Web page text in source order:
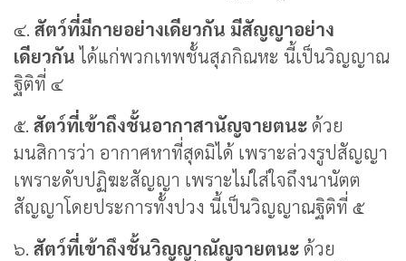
๔. สัตว์ที่มีกายอย่างเดียวกัน มีสัญญาอย่าง
เดียวกันได้แก่พวกเทพชั้นสุภกิณหะ นี้เป็นวิญญาณ
ฐิติที่ ๔
๕. สัตว์ที่เข้าถึงชั้นอากาสานัญจายตนะด้วย
มนสิการว่า อากาศหาที่สุดมิได้ เพราะล่วงรูปสัญญา
เพราะดับปฏิฆะสัญญา เพราะไม่ใส่ใจถึงนานัตต
สัญญาโดยประการทั้งปวง นี้เป็นวิญญาณฐิติที่ ๕
๖. สัตว์ที่เข้าถึงชั้นวิญญาณัญจายตนะด้วย